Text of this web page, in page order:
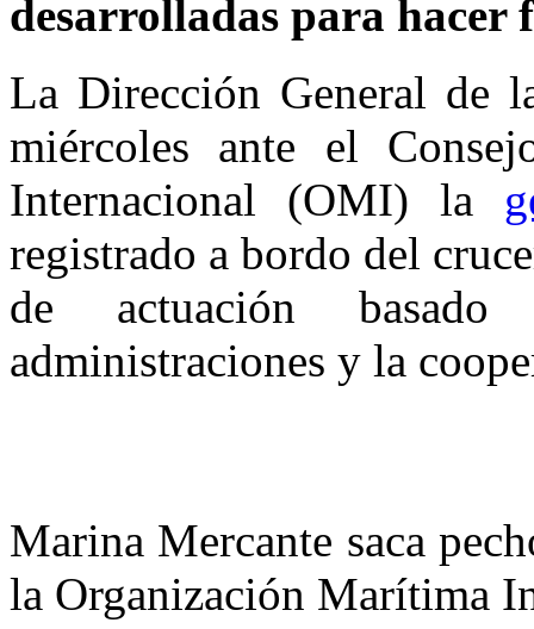
desarrolladas para hacer
La Dirección General de
miércoles ante el
Internacional (OMI) la
registrado a bordo del
de actuación
administraciones y la
Marina Mercante saca
la Organización Marítima